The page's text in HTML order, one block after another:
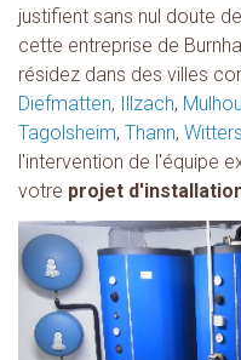
justifient sans nul doute
cette entreprise de
résidez dans des villes
Diefmatten, Illzach,
Tagolsheim, Thann,
l'intervention de l'équipe
votre projet